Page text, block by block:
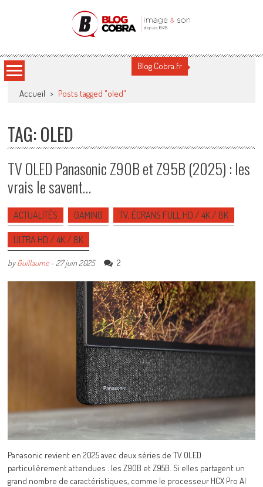
Blog Cobra
Blog Cobra.fr
Accueil > Posts tagged "oled"
TAG: OLED
TV OLED Panasonic Z90B et Z95B (2025) : les
vrais le savent…
ACTUALITÉS GAMING TV, ÉCRANS FULL HD / 4K / 8K
ULTRA HD / 4K / 8K
byGuillaume- 27 juin 2025 2
Panasonic revient en 2025 avec deux séries de TV OLED
particulièrement attendues : les Z90B et Z95B. Si elles partagent un
grand nombre de caractéristiques, comme le processeur HCX Pro AI